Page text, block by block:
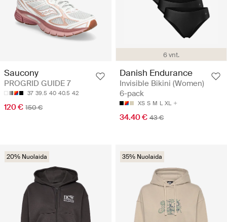
Saucony
PROGRID GUIDE 7
37 39.5 40 40.5 42
120 € 150 €
6 vnt.
Danish Endurance
Invisible Bikini (Women)
6-pack
XS S M L XL
34.40 € 43 €
20% Nuolaida 35% Nuolaida